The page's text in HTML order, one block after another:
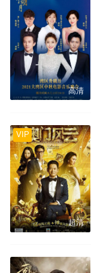
高清
VIP
超清